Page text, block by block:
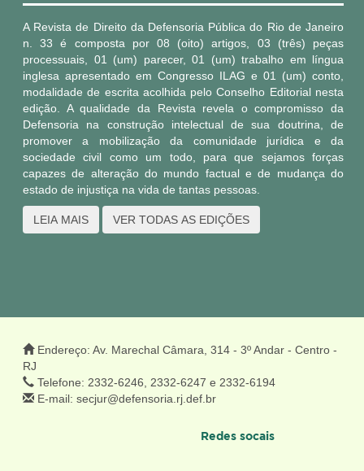
A Revista de Direito da Defensoria Pública do Rio de Janeiro
n. 33 é composta por 08 (oito) artigos, 03 (três) peças
processuais, 01 (um) parecer, 01 (um) trabalho em língua
inglesa apresentado em Congresso ILAG e 01 (um) conto,
modalidade de escrita acolhida pelo Conselho Editorial nesta
edição. A qualidade da Revista revela o compromisso da
Defensoria na construção intelectual de sua doutrina, de
promover a mobilização da comunidade jurídica e da
sociedade civil como um todo, para que sejamos forças
capazes de alteração do mundo factual e de mudança do
estado de injustiça na vida de tantas pessoas.
LEIA MAIS
Endereço: Av. Marechal Câmara, 314 - 3º Andar - Centro -
RJ
Telefone: 2332-6246, 2332-6247 e 2332-6194
E-mail: secjur@defensoria.rj.def.br
Redes socais